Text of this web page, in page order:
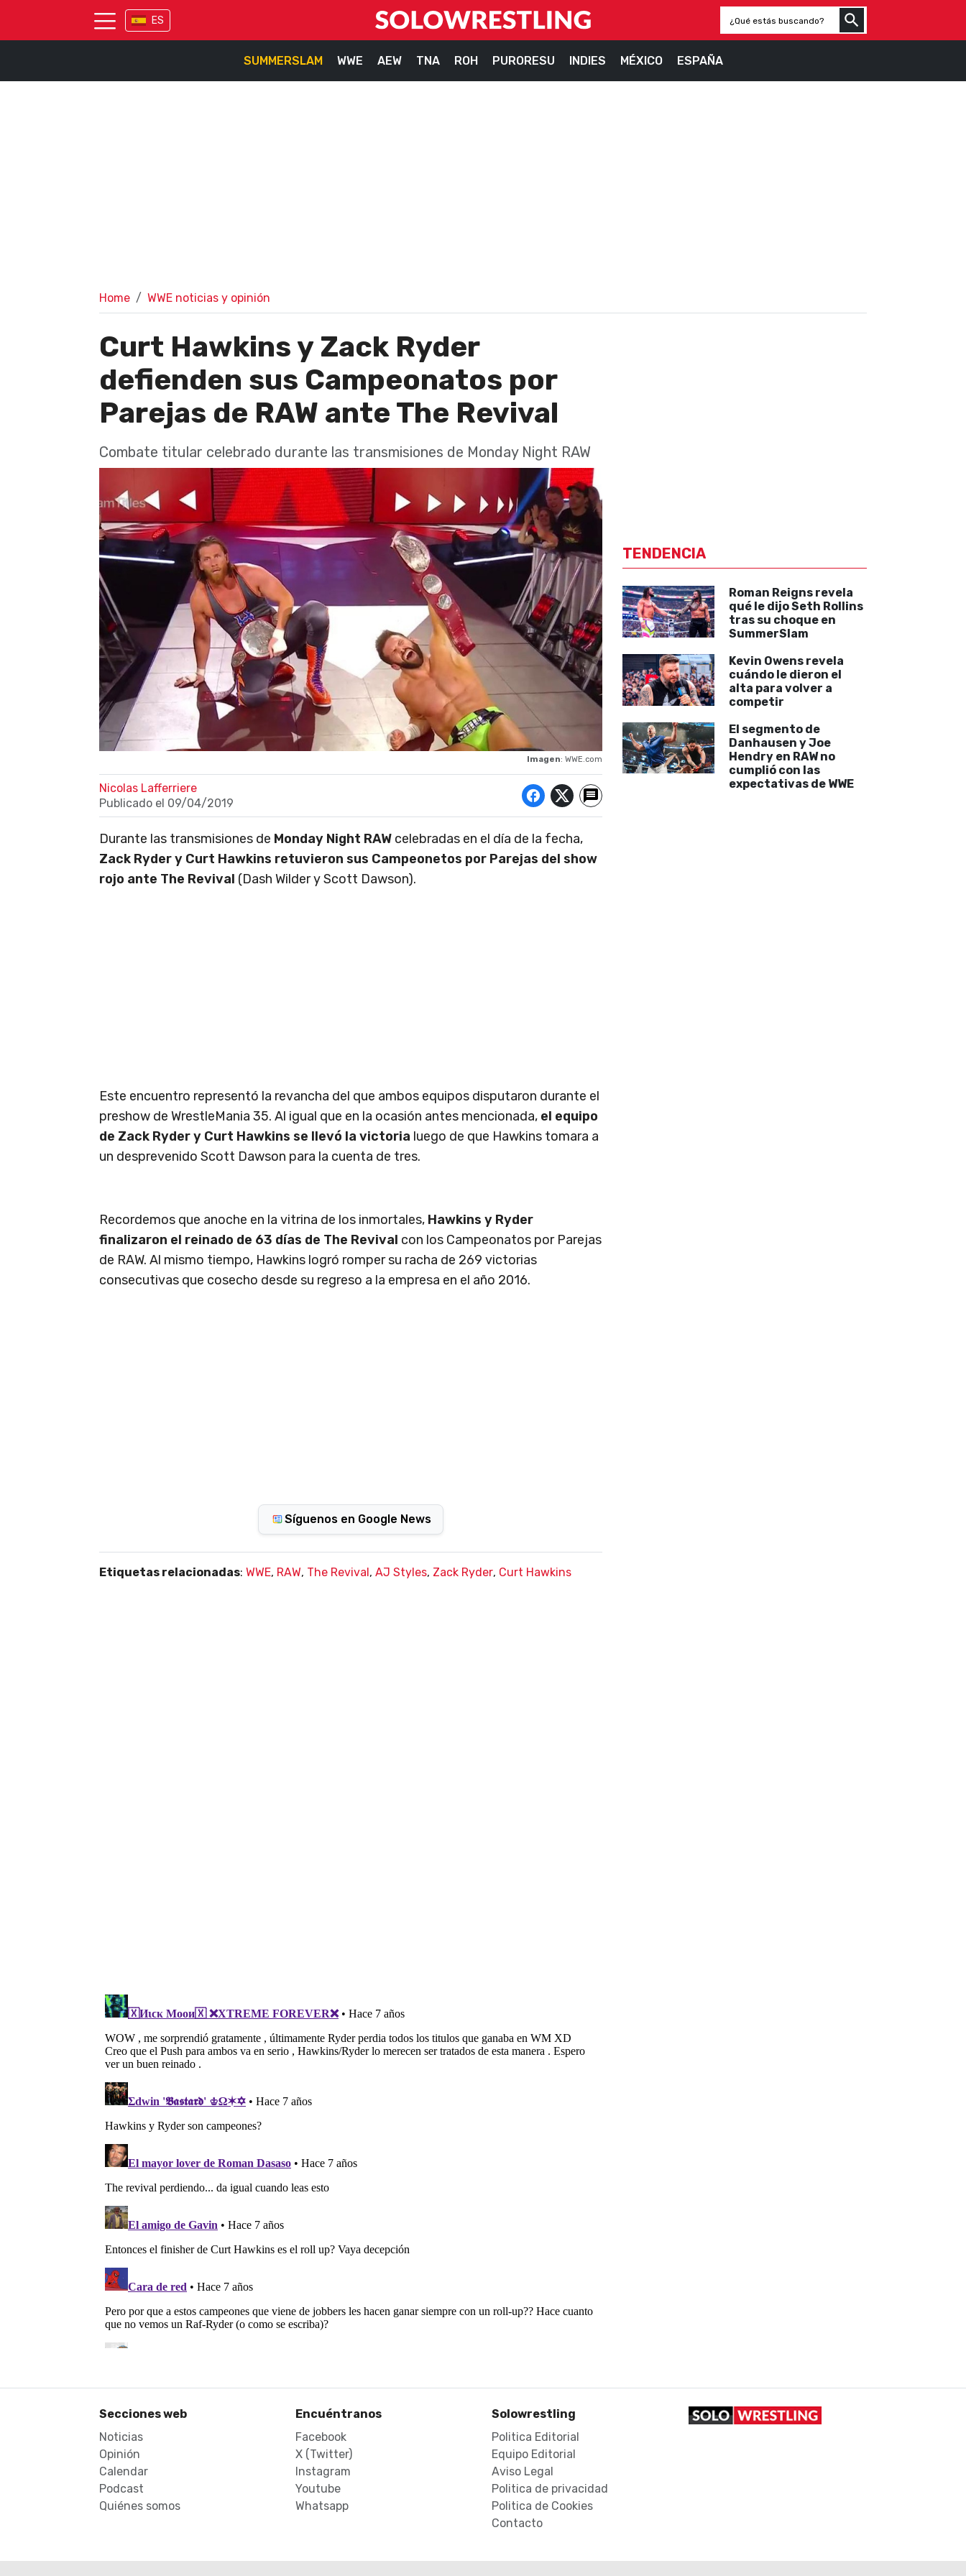
ES
SUMMERSLAM WWE AEW TNA ROH PURORESU INDIES MÉXICO ESPAÑA
Home WWE noticias y opinión
Curt Hawkins y Zack Ryder
defienden sus Campeonatos por
Parejas de RAW ante The Revival
Combate titular celebrado durante las transmisiones de Monday Night RAW
Imagen: WWE.com
Nicolas Lafferriere
Publicado el 09/04/2019
Durante las transmisiones de Monday Night RAW celebradas en el día de la fecha,
Zack Ryder y Curt Hawkins retuvieron sus Campeonetos por Parejas del show
rojo ante The Revival (Dash Wilder y Scott Dawson).
Este encuentro representó la revancha del que ambos equipos disputaron durante el
preshow de WrestleMania 35. Al igual que en la ocasión antes mencionada, el equipo
de Zack Ryder y Curt Hawkins se llevó la victoria luego de que Hawkins tomara a
un desprevenido Scott Dawson para la cuenta de tres.
Recordemos que anoche en la vitrina de los inmortales, Hawkins y Ryder
finalizaron el reinado de 63 días de The Revival con los Campeonatos por Parejas
de RAW. Al mismo tiempo, Hawkins logró romper su racha de 269 victorias
consecutivas que cosecho desde su regreso a la empresa en el año 2016.
Síguenos en Google News
Etiquetas relacionadas: WWE, RAW, The Revival, AJ Styles, Zack Ryder, Curt Hawkins
TENDENCIA
Roman Reigns revela
qué le dijo Seth Rollins
tras su choque en
SummerSlam
Kevin Owens revela
cuándo le dieron el
alta para volver a
competir
El segmento de
Danhausen y Joe
Hendry en RAW no
cumplió con las
expectativas de WWE
Secciones web
Noticias
Opinión
Calendar
Podcast
Quiénes somos
Encuéntranos
Facebook
X (Twitter)
Instagram
Youtube
Whatsapp
Solowrestling
Politica Editorial
Equipo Editorial
Aviso Legal
Politica de privacidad
Politica de Cookies
Contacto